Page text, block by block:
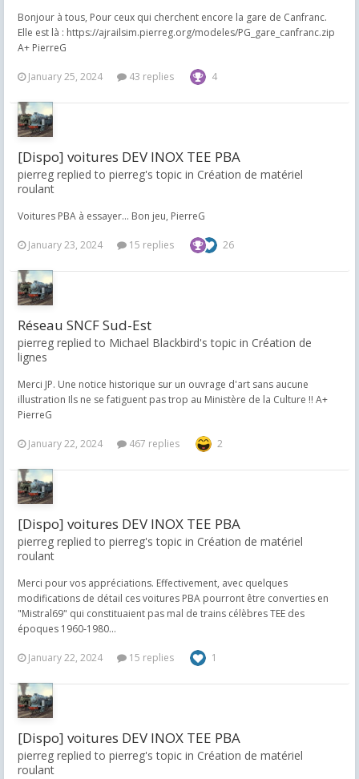
Bonjour à tous, Pour ceux qui cherchent encore la gare de Canfranc.
Elle est là : https://ajrailsim.pierreg.org/modeles/PG_gare_canfranc.zip
A+ PierreG
January 25, 2024 43 replies 4
[Dispo] voitures DEV INOX TEE PBA
pierreg replied to pierreg's topic in Création de matériel
roulant
Voitures PBA à essayer... Bon jeu, PierreG
January 23, 2024 15 replies 26
Réseau SNCF Sud-Est
pierreg replied to Michael Blackbird's topic in Création de
lignes
Merci JP. Une notice historique sur un ouvrage d'art sans aucune
illustration Ils ne se fatiguent pas trop au Ministère de la Culture !! A+
PierreG
January 22, 2024 467 replies 2
[Dispo] voitures DEV INOX TEE PBA
pierreg replied to pierreg's topic in Création de matériel
roulant
Merci pour vos appréciations. Effectivement, avec quelques
modifications de détail ces voitures PBA pourront être converties en
"Mistral69" qui constituaient pas mal de trains célèbres TEE des
époques 1960-1980...
January 22, 2024 15 replies 1
[Dispo] voitures DEV INOX TEE PBA
pierreg replied to pierreg's topic in Création de matériel
roulant